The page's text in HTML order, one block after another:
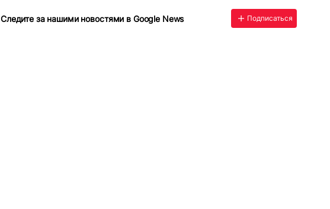
Следите за нашими новостями в Google News Подписаться